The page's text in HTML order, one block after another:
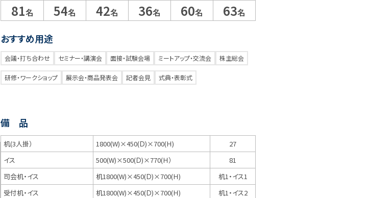
81名 54名 42名 36名 60名 63名
おすすめ用途
会議・打ち合わせ セミナー・講演会 面接・試験会場 ミートアップ・交流会 株主総会
研修・ワークショップ 展示会・商品発表会 記者会見 式典・表彰式
備 品
机(3人掛） 1800(W)×450(Ｄ)×700(Ｈ)
27
イス
500(W)×500(Ｄ)×770(Ｈ）
81
司会机・イス
机1800(W)×450(Ｄ)×700(Ｈ)
机1・イス1
受付机・イス
机1800(W)×450(Ｄ)×700(Ｈ)
机1・イス2